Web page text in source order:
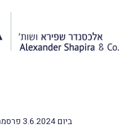
ביום 3.6.2024 פרסמה מחלקת שוק ההון שבחטיבה המקצועית ברשות המיסים החלטת מיסוי שטופלה על-ידי משרדנו (